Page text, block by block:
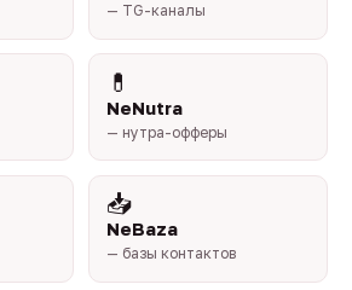
— TG-каналы
💊
NeNutra
— нутра-офферы
📥
NeBaza
— базы контактов